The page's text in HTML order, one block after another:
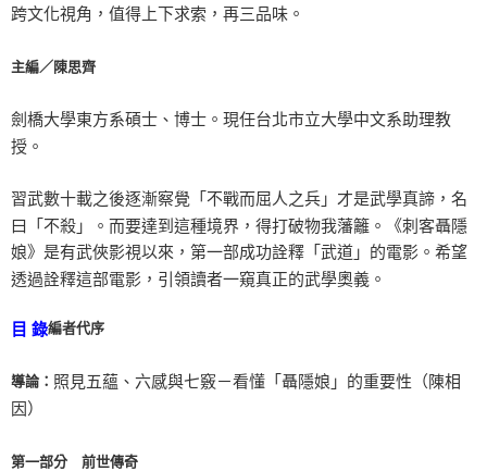
跨文化視角，值得上下求索，再三品味。
主編／陳思齊
劍橋大學東方系碩士、博士。現任台北市立大學中文系助理教
授。
習武數十載之後逐漸察覺「不戰而屈人之兵」才是武學真諦，名
曰「不殺」。而要達到這種境界，得打破物我藩籬。《刺客聶隱
娘》是有武俠影視以來，第一部成功詮釋「武道」的電影。希望
透過詮釋這部電影，引領讀者一窺真正的武學奧義。
目 錄編者代序
導論： 照見五蘊、六感與七竅－看懂「聶隱娘」的重要性（陳相
因）
第一部分 前世傳奇